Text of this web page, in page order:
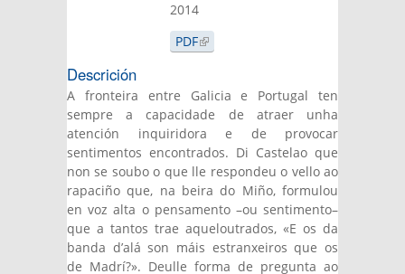
2014
PDF(LINK IS EXTERNAL)
Descrición
A fronteira entre Galicia e Portugal ten
sempre a capacidade de atraer unha
atención inquiridora e de provocar
sentimentos encontrados. Di Castelao que
non se soubo o que lle respondeu o vello ao
rapaciño que, na beira do Miño, formulou
en voz alta o pensamento –ou sentimento–
que a tantos trae aqueloutrados, «E os da
banda d’alá son máis estranxeiros que os
de Madrí?». Deulle forma de pregunta ao